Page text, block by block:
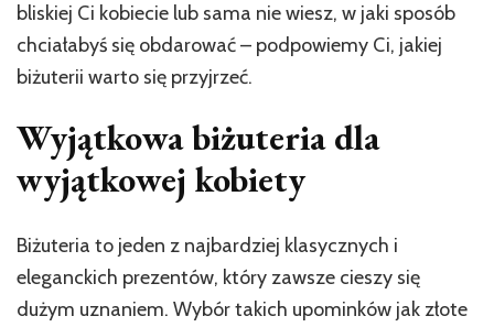
bliskiej Ci kobiecie lub sama nie wiesz, w jaki sposób
chciałabyś się obdarować – podpowiemy Ci, jakiej
biżuterii warto się przyjrzeć.
Wyjątkowa biżuteria dla
wyjątkowej kobiety
Biżuteria to jeden z najbardziej klasycznych i
eleganckich prezentów, który zawsze cieszy się
dużym uznaniem. Wybór takich upominków jak złote